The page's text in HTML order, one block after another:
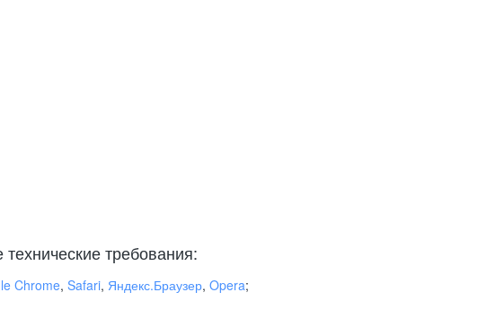
требования:
Chrome, Safari, Яндекс.Браузер, Opera;